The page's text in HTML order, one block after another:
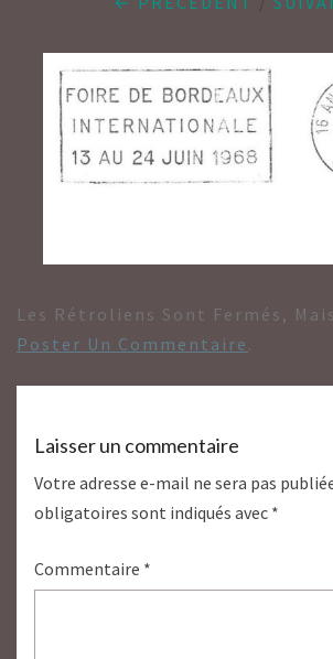
Les Rétroliens Sont Fermés,
Poster Un Commentaire .
Laisser un commentaire
Votre adresse e-mail ne sera pas
obligatoires sont indiqués avec *
Commentaire *